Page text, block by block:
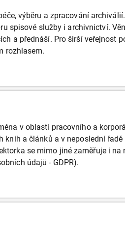
výběru a zpracování
spisové služby i archivnictví.
a přednáší. Pro širší veřejnost
rozhlasem.
v oblasti pracovního a
a článků a v neposlední
se mimo jiné zaměřuje i
údajů - GDPR).